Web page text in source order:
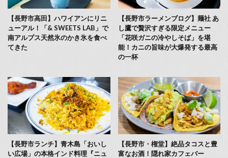
【長野市高田】ハワイアンにリニ
ューアル！「& SWEETS LAB」で
南アルプス天然氷のかき氷を食べ
てきた
【長野市ラーメンブログ】麺社 あ
し鷹で贅沢すぎる限定メニュー
「花咲ガニの冷やしそば」を堪
能！カニの旨味が大爆発する最高
の一杯
【長野市ランチ】青木島「おいし
い広場」の本格インド料理『ニュ
【長野市・権堂】絶品タコスと豊
富なお酒！隠れ家カフェバー